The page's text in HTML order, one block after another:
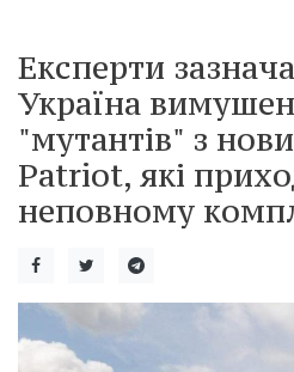
Експерти
Україна
"мутантів" з
Patriot, які
неповному